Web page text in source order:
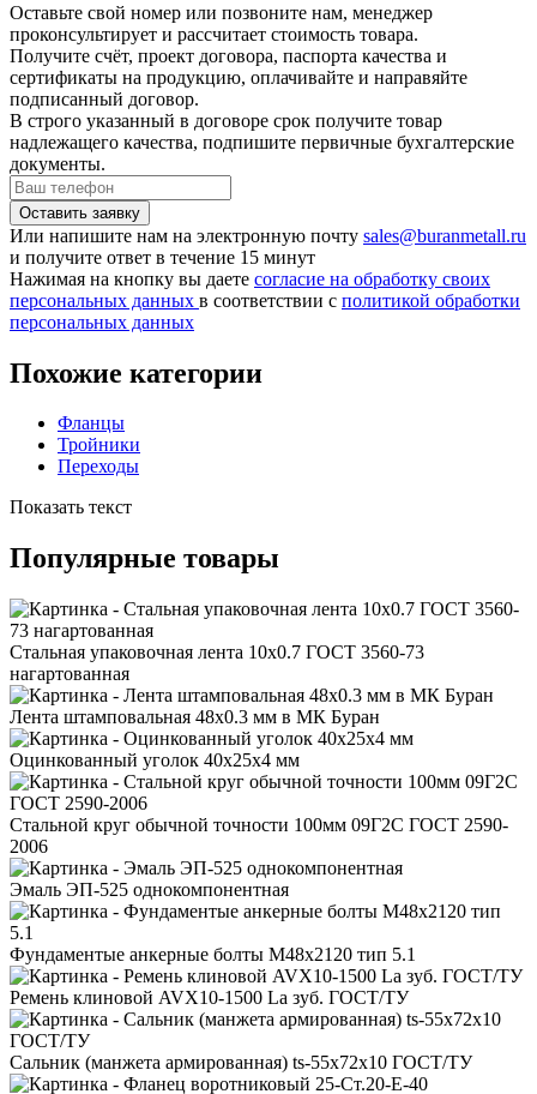
Оставьте свой номер или позвоните нам, менеджер
проконсультирует и рассчитает стоимость товара.
Получите счёт, проект договора, паспорта качества и
сертификаты на продукцию, оплачивайте и направяйте
подписанный договор.
В строго указанный в договоре срок получите товар
надлежащего качества, подпишите первичные бухгалтерские
документы.
Или напишите нам на электронную почту sales@buranmetall.ru
и получите ответ в течение 15 минут
Нажимая на кнопку вы даете согласие на обработку своих
персональных данных в соответствии с политикой обработки
персональных данных
Похожие категории
Фланцы
Тройники
Переходы
Показать текст
Популярные товары
Стальная упаковочная лента 10x0.7 ГОСТ 3560-73
нагартованная
Лента штамповальная 48x0.3 мм в МК Буран
Оцинкованный уголок 40x25x4 мм
Стальной круг обычной точности 100мм 09Г2С ГОСТ 2590-
2006
Эмаль ЭП-525 однокомпонентная
Фундаментые анкерные болты М48x2120 тип 5.1
Ремень клиновой AVX10-1500 La зуб. ГОСТ/ТУ
Сальник (манжета армированная) ts-55x72x10 ГОСТ/ТУ